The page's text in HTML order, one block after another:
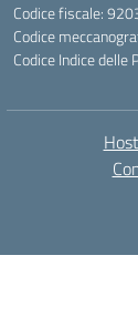
Codice fiscale:
Codice
Codice Indice